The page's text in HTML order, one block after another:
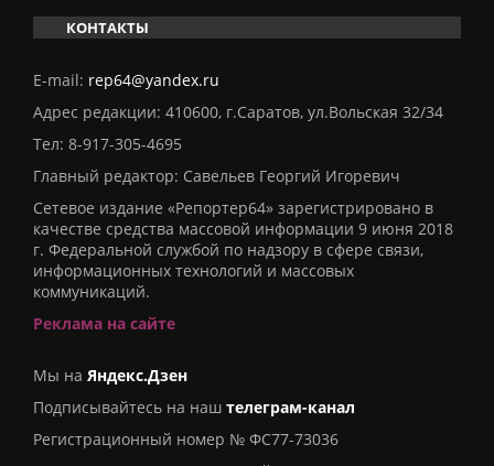
КОНТАКТЫ
E-mail: rep64@yandex.ru
Адрес редакции: 410600, г.Саратов, ул.Вольская 32/34
Тел: 8-917-305-4695
Главный редактор: Савельев Георгий Игоревич
Сетевое издание «Репортер64» зарегистрировано в
качестве средства массовой информации 9 июня 2018
г. Федеральной службой по надзору в сфере связи,
информационных технологий и массовых
коммуникаций.
Реклама на сайте
Мы на Яндекс.Дзен
Подписывайтесь на наш телеграм-канал
Регистрационный номер № ФС77-73036